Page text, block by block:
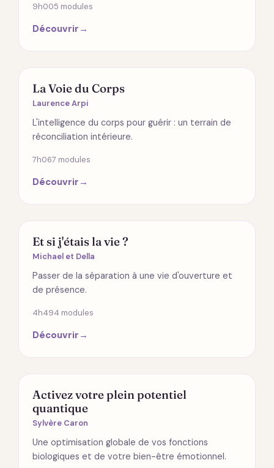
9h005 modules
Découvrir →
ÉMOTIONS
La Voie du Corps
Laurence Arpi
L'intelligence du corps pour guérir : un terrain de
réconciliation intérieure.
7h067 modules
Découvrir →
SPIRITUALITÉ
Et si j'étais la vie ?
Michael et Della
Passer de la séparation à une vie d'ouverture et
de présence.
4h494 modules
Découvrir →
SANTÉ
Activez votre plein potentiel
quantique
Sylvère Caron
Une optimisation globale de vos fonctions
biologiques et de votre bien-être émotionnel.